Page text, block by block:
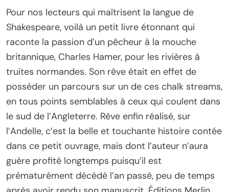
Pour nos lecteurs qui maîtrisent la langue de
Shakespeare, voilà un petit livre étonnant qui
raconte la passion d’un pêcheur à la mouche
britannique, Charles Hamer, pour les rivières à
truites normandes. Son rêve était en effet de
posséder un parcours sur un de ces chalk streams,
en tous points semblables à ceux qui coulent dans
le sud de l’Angleterre. Rêve enfin réalisé, sur
l’Andelle, c’est la belle et touchante histoire contée
dans ce petit ouvrage, mais dont l’auteur n’aura
guère profité longtemps puisqu’il est
prématurément décédé l’an passé, peu de temps